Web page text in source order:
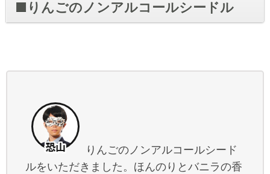
■りんごのノンアルコールシードル
りんごのノンアルコールシード
ルをいただきました。ほんのりとバニラの香